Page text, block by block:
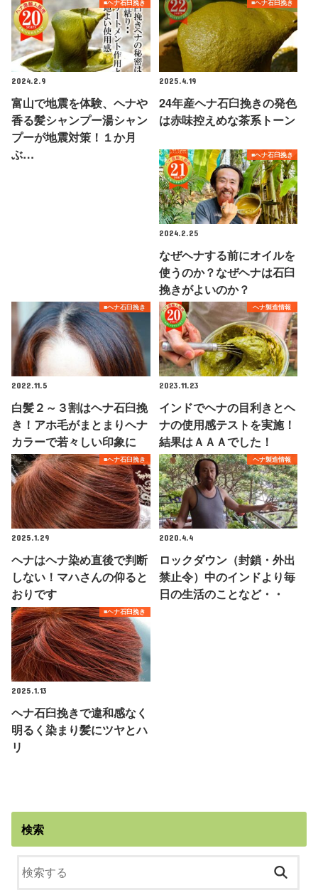
■ヘナ石臼挽き
2024.2.9
富山で地震を体験、ヘナや
香る髪シャンプー湯シャン
プーが地震対策！１か月
ぶ…
■ヘナ石臼挽き
2025.4.19
24年産ヘナ石臼挽きの発色
は赤味控えめな茶系トーン
■ヘナ石臼挽き
2024.2.25
なぜヘナする前にオイルを
使うのか？なぜヘナは石臼
挽きがよいのか？
■ヘナ石臼挽き
2022.11.5
白髪２～３割はヘナ石臼挽
き！アホ毛がまとまりヘナ
カラーで若々しい印象に
ヘナ製造情報
2023.11.23
インドでヘナの目利きとヘ
ナの使用感テストを実施！
結果はＡＡＡでした！
■ヘナ石臼挽き
2025.1.29
ヘナはヘナ染め直後で判断
しない！マハさんの仰ると
おりです
ヘナ製造情報
2020.4.4
ロックダウン（封鎖・外出
禁止令）中のインドより毎
日の生活のことなど・・
■ヘナ石臼挽き
2025.1.13
ヘナ石臼挽きで違和感なく
明るく染まり髪にツヤとハ
リ
検索